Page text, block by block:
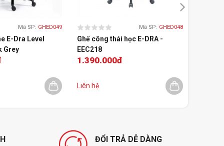
Mã SP: GHED049
E-Dra Level
Grey
Mã SP: GHED048
Ghế công thái học E-DRA -
EEC218
1.390.000đ
Liên hệ
ĐỔI TRẢ DỄ DÀNG